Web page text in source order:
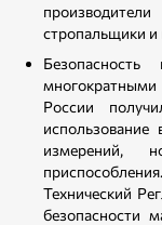
стропальщики
России
использование
измерений,
Технический
безопасности